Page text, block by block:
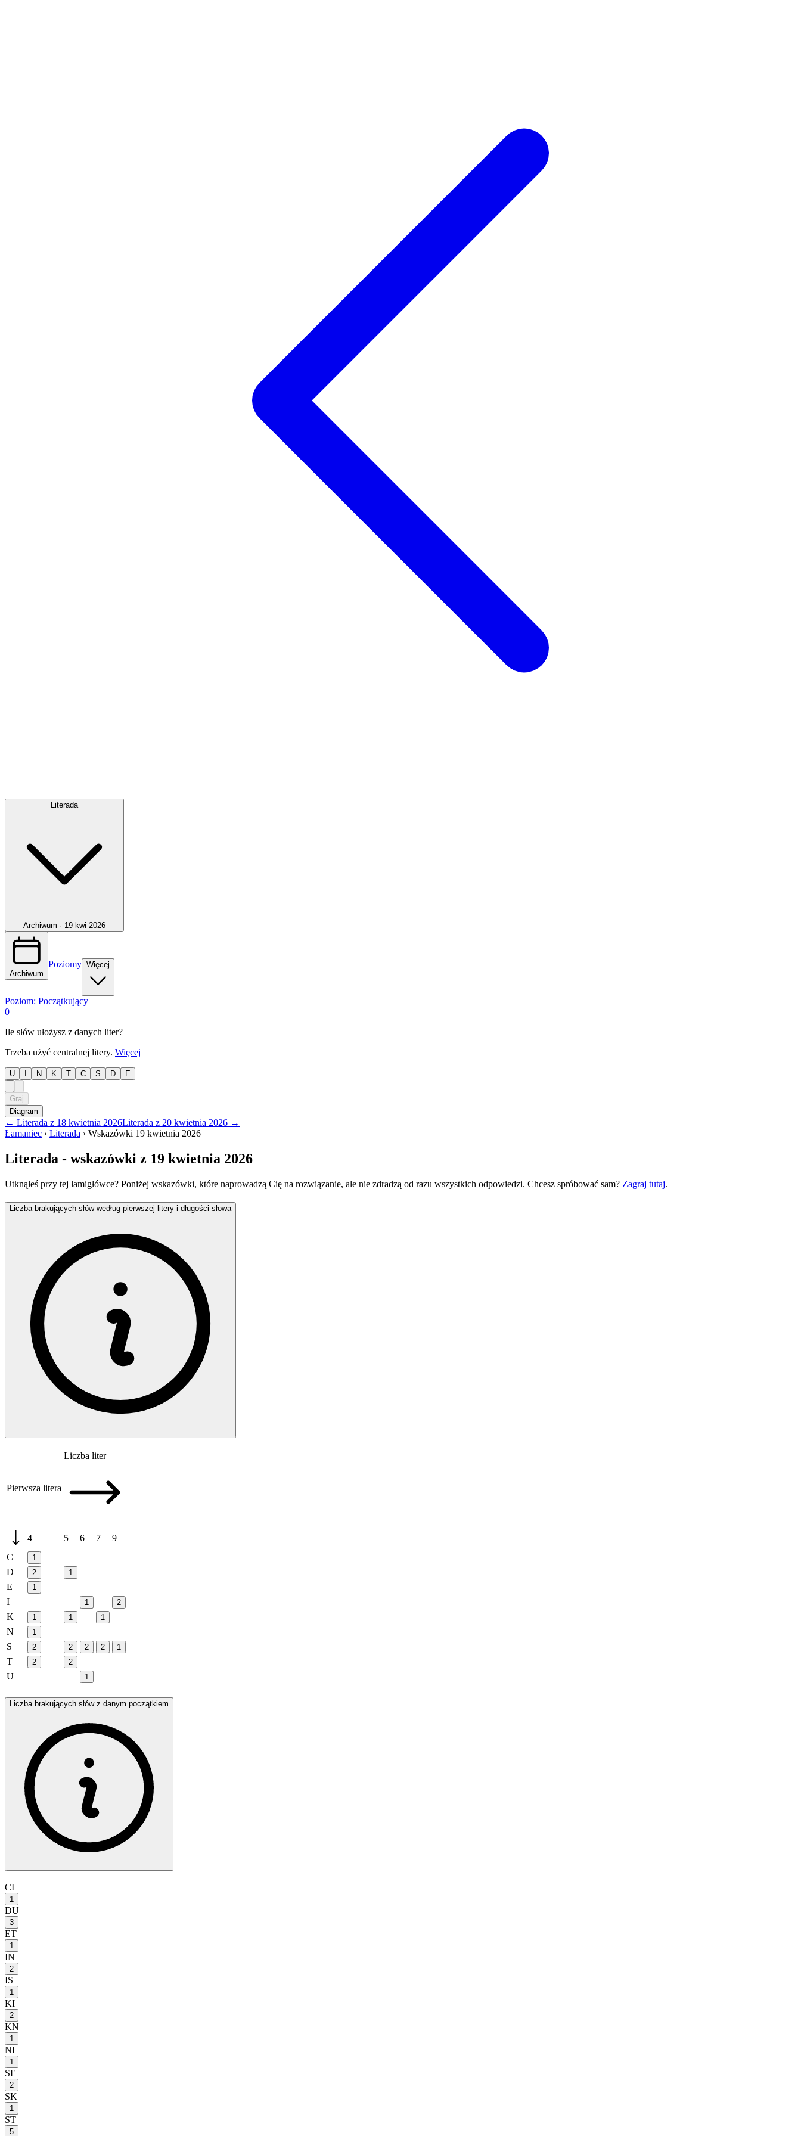
Literada
Archiwum · 19 kwi 2026
Archiwum
Poziomy Więcej
Poziom: Początkujący
0
Ile słów ułożysz z danych liter?
Trzeba użyć centralnej litery. Więcej
U N K T C S D E
Graj
Diagram
← Literada z 18 kwietnia 2026Literada z 20 kwietnia 2026 →
Łamaniec › Literada › Wskazówki 19 kwietnia 2026
Literada - wskazówki z 19 kwietnia 2026
Utknąłeś przy tej łamigłówce? Poniżej wskazówki, które naprowadzą Cię na rozwiązanie, ale nie zdradzą od razu wszystkich odpowiedzi. Chcesz spróbować sam? Zagraj tutaj.
Liczba brakujących słów według pierwszej litery i długości słowa
Pierwsza litera
Liczba liter
4 5 6 7
9
C
1
D 2 1
E 1
I 1 2
K 1 1 1
N 1
S 2 2 2 2 1
T 2 2
U 1
Liczba brakujących słów z danym początkiem
CI
1
DU
3
ET
1
IN
2
IS
1
KI
2
KN
1
NI
1
SE
2
SK
1
ST
5